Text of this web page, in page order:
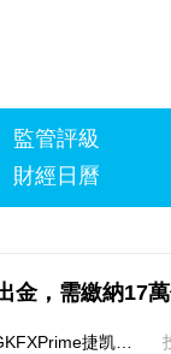
監管評級
財經日曆
金，需繳納17